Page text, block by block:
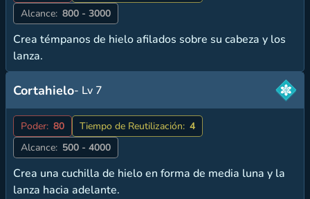
Alcance: 800 - 3000
Crea témpanos de hielo afilados sobre su cabeza y los
lanza.
Cortahielo- Lv 7
Poder: 80 Tiempo de Reutilización: 4
Alcance: 500 - 4000
Crea una cuchilla de hielo en forma de media luna y la
lanza hacia adelante.